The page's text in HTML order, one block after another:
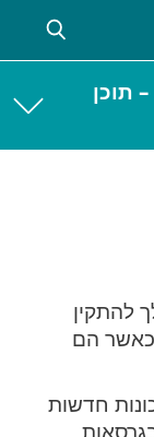
ESET Smart Security Premium – תוכן
להתקין
כאשר הם
חדשות